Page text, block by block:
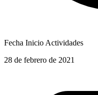
Fecha Inicio Actividades
28 de febrero de 2021